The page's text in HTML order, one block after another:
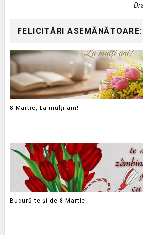
FELICITĂRI ASEMĂNĂTOARE:
8 Martie, La mulți ani!
Bucură-te și de 8 Martie!